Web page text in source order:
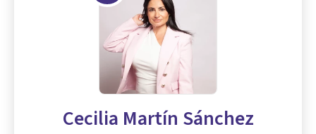
Cecilia Martín Sánchez